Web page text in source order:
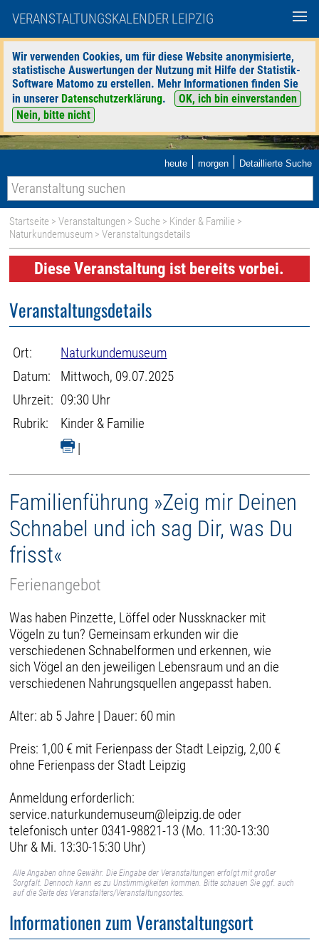
VERANSTALTUNGSKALENDER LEIPZIG
Wir verwenden Cookies, um für diese Website anonymisierte,
statistische Auswertungen der Nutzung mit Hilfe der Statistik-
Software Matomo zu erstellen. Mehr Informationen finden Sie
in unserer Datenschutzerklärung.
OK, ich bin einverstanden
Nein, bitte nicht
heute | morgen | Detaillierte Suche
Startseite >Veranstaltungen > Suche > Kinder & Familie >
Naturkundemuseum > Veranstaltungsdetails
Diese Veranstaltung ist bereits vorbei.
Veranstaltungsdetails
Ort:
Naturkundemuseum
Datum:
Mittwoch, 09.07.2025
Uhrzeit: 09:30 Uhr
Rubrik:
Kinder & Familie
|
Familienführung »Zeig mir Deinen
Schnabel und ich sag Dir, was Du
frisst«
Ferienangebot
Was haben Pinzette, Löffel oder Nussknacker mit
Vögeln zu tun? Gemeinsam erkunden wir die
verschiedenen Schnabelformen und erkennen, wie
sich Vögel an den jeweiligen Lebensraum und an die
verschiedenen Nahrungsquellen angepasst haben.
Alter: ab 5 Jahre | Dauer: 60 min
Preis: 1,00 € mit Ferienpass der Stadt Leipzig, 2,00 €
ohne Ferienpass der Stadt Leipzig
Anmeldung erforderlich:
service.naturkundemuseum@leipzig.de oder
telefonisch unter 0341-98821-13 (Mo. 11:30-13:30
Uhr & Mi. 13:30-15:30 Uhr)
Alle Angaben ohne Gewähr. Die Eingabe der Veranstaltungen erfolgt mit großer
Sorgfalt. Dennoch kann es zu Unstimmigkeiten kommen. Bitte schauen Sie ggf. auch
auf die Seite des Veranstalters/Veranstaltungsortes.
Informationen zum Veranstaltungsort